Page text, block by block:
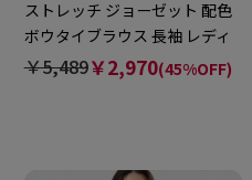
ストレッチ ジョーゼット 配色
ボウタイブラウス 長袖 レディ
ース
￥5,489￥2,970(45%OFF)